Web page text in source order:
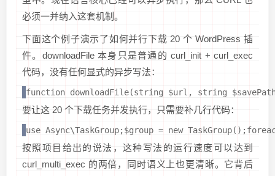
必须一并纳入这套机制。
下面这个例子演示了如何并行下载 20 个 WordPress 插
件。downloadFile 本身只是普通的 curl_init + curl_exec
代码，没有任何显式的异步写法：
function downloadFile(string $url, string
要让这 20 个下载任务并发执行，只需要补几行代码：
use Async\TaskGroup;$group = new
按照项目给出的说法，这种写法的运行速度可以达到
curl_multi_exec 的两倍，同时语义上也更清晰。它背后